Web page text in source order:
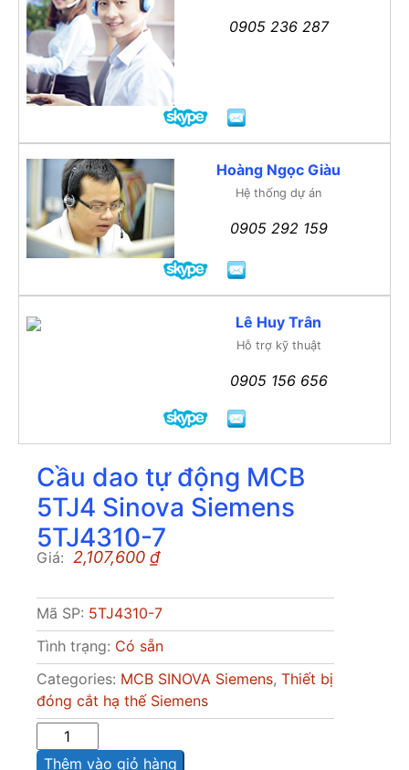
0905 236 287
Hoàng Ngọc Giàu
Hệ thống dự án
0905 292 159
Lê Huy Trân
Hỗ trợ kỹ thuật
0905 156 656
Cầu dao tự động MCB
5TJ4 Sinova Siemens
5TJ4310-7
Giá: 2,107,600 ₫
Mã SP: 5TJ4310-7
Tình trạng: Có sẵn
Categories: MCB SINOVA Siemens, Thiết bị
đóng cắt hạ thế Siemens
lượng
Thêm vào giỏ hàng